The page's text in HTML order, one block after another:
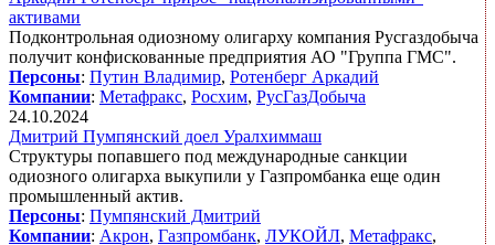
активами
Подконтрольная одиозному олигарху компания Русгаздобыча
получит конфискованные предприятия АО "Группа ГМС".
Персоны: Путин Владимир, Ротенберг Аркадий
Компании: Метафракс, Росхим, РусГазДобыча
24.10.2024
Дмитрий Пумпянский доел Уралхиммаш
Структуры попавшего под международные санкции
одиозного олигарха выкупили у Газпромбанка еще один
промышленный актив.
Персоны: Пумпянский Дмитрий
Компании: Акрон, Газпромбанк, ЛУКОЙЛ, Метафракс,